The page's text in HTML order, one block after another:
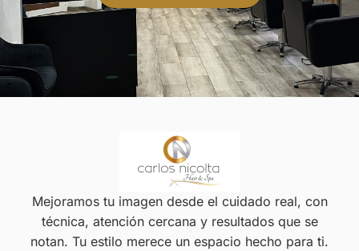
Mejoramos tu imagen desde el cuidado real, con
técnica, atención cercana y resultados que se
notan. Tu estilo merece un espacio hecho para ti.